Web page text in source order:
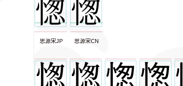
思源宋JP 思源宋CN